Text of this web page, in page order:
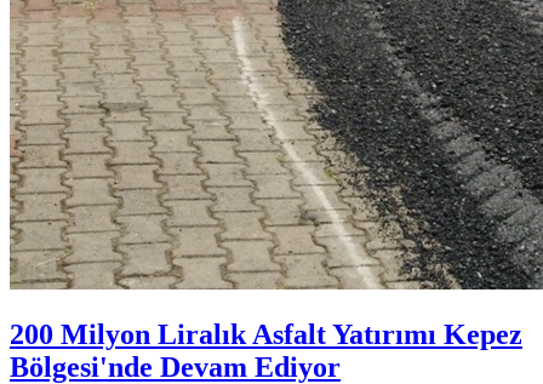
200 Milyon Liralık Asfalt Yatırımı Kepez
Bölgesi'nde Devam Ediyor